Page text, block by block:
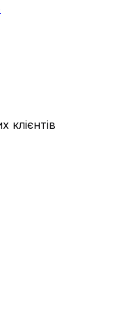
клієнтів